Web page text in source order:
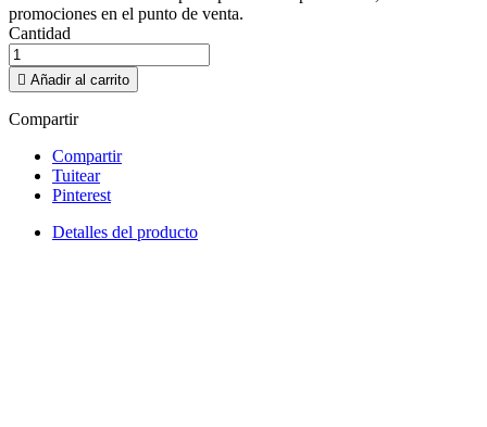
promociones en el punto de venta.
Cantidad
 Añadir al carrito
Compartir
Compartir
Tuitear
Pinterest
Detalles del producto